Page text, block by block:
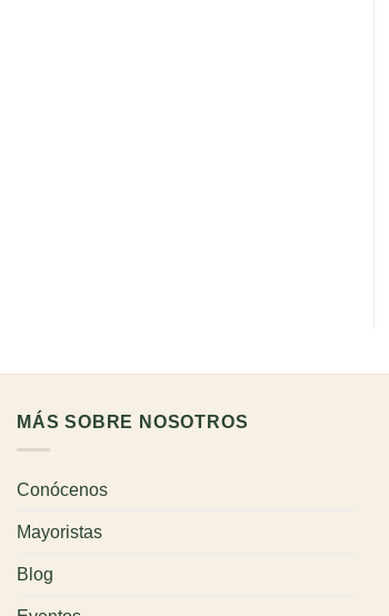
MÁS SOBRE NOSOTROS
Conócenos
Mayoristas
Blog